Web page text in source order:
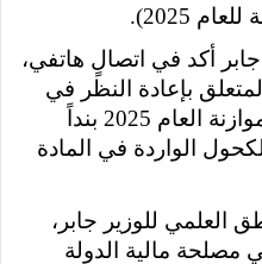
أكد في اتصالٍ هاتفي،
بإعادة النظر في
بعض الرسوم التي تضمنتها موازنة العام 2025 بنداً
الواردة في المادة
العلمي للوزير جابر،
مصلحة مالية الدولة